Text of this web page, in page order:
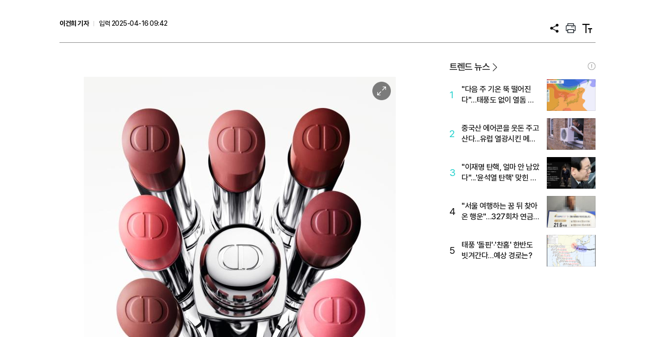
이건희 기자
입력 2025-04-16 09:42
공
프
트
텍
트
이
미
트렌드 뉴스
1
"다음 주 기온 뚝 떨어진
다"…태풍도 없이 열돔 박
2
중국산 에어콘을 웃돈 주고
산다...유럽 열광시킨 메이
3
"이재명 탄핵, 얼마 안 남았
다"...'윤석열 탄핵' 맞힌 무
4
"서울 여행하는 꿈 뒤 찾아
온 행운"…327회차 연금
5
태풍 '돌핀'·'찬홈' 한반도
빗겨간다…예상 경로는?